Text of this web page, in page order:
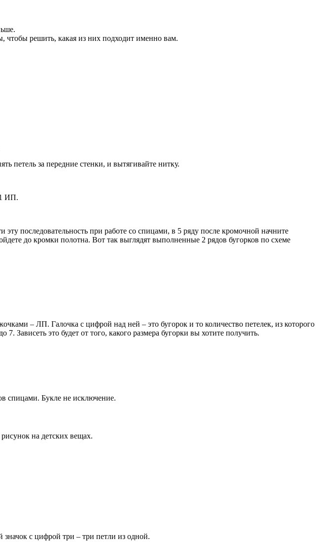
чтобы решить, какая из них подходит именно вам.
петель за передние стенки, и вытягивайте нитку.
ИП.
последовательность при работе со спицами, в 5 ряду после кромочной начните
до кромки полотна. Вот так выглядят выполненные 2 рядов бугорков по схеме
– ЛП. Галочка с цифрой над ней – это бугорок и то количество петелек, из которого
Зависеть это будет от того, какого размера бугорки вы хотите получить.
спицами. Букле не исключение.
на детских вещах.
с цифрой три – три петли из одной.